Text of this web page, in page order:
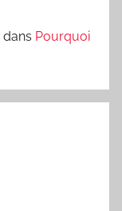
dans Pourquoi